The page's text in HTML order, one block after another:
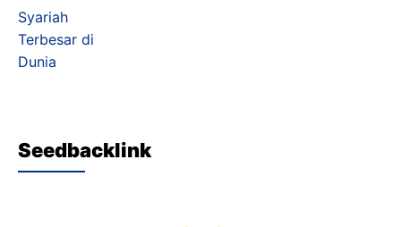
Seedbacklink